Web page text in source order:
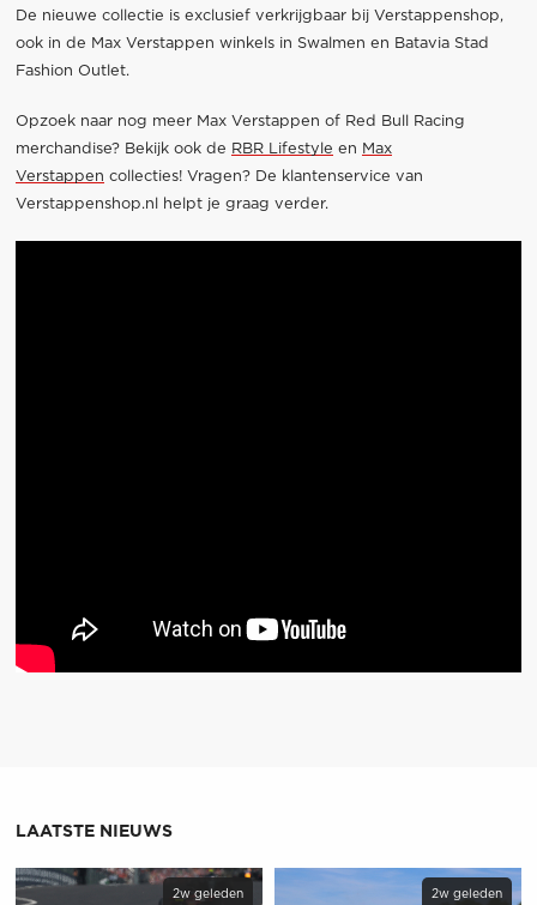
De nieuwe collectie is exclusief verkrijgbaar bij Verstappenshop,
ook in de Max Verstappen winkels in Swalmen en Batavia Stad
Fashion Outlet.
Opzoek naar nog meer Max Verstappen of Red Bull Racing
merchandise? Bekijk ook de RBR Lifestyle en Max
Verstappen collecties! Vragen? De klantenservice van
Verstappenshop.nl helpt je graag verder.
LAATSTE NIEUWS
2w geleden 2w geleden